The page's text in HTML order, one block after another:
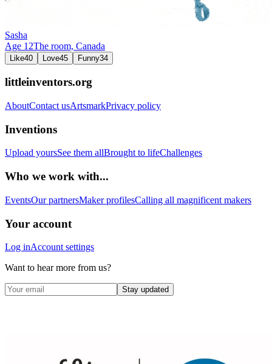
Sasha
Age 12The room, Canada
Like40 Love45 Funny34
littleinventors.org
AboutContact usArtsmarkPrivacy policy
Inventions
Upload yoursSee them allBrought to lifeChallenges
Who we work with...
EventsOur partnersMaker profilesCalling all magnificent makers
Your account
Log inAccount settings
Want to hear more from us?
Stay updated